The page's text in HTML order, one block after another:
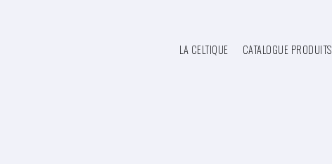
LA CELTIQUE CATALOGUE PRODUITS